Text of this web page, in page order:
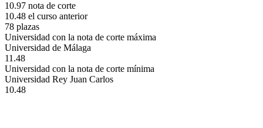
10.97 nota de corte
10.48 el curso anterior
78 plazas
Universidad con la nota de corte máxima
Universidad de Málaga
11.48
Universidad con la nota de corte mínima
Universidad Rey Juan Carlos
10.48